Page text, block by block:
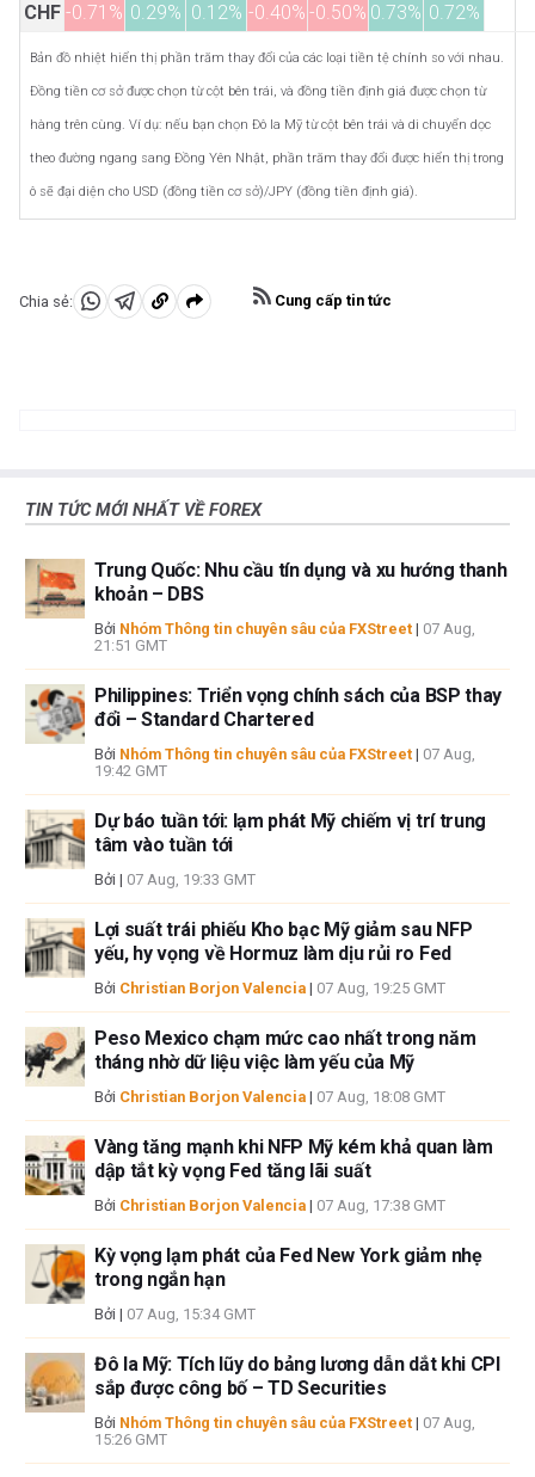
CHF -0.71% 0.29% 0.12% -0.40% -0.50% 0.73% 0.72%
Bản đồ nhiệt hiển thị phần trăm thay đổi của các loại tiền tệ chính so với nhau.
Đồng tiền cơ sở được chọn từ cột bên trái, và đồng tiền định giá được chọn từ
hàng trên cùng. Ví dụ: nếu bạn chọn Đô la Mỹ từ cột bên trái và di chuyển dọc
theo đường ngang sang Đồng Yên Nhật, phần trăm thay đổi được hiển thị trong
ô sẽ đại diện cho USD (đồng tiền cơ sở)/JPY (đồng tiền định giá).
Chia sẻ:
Chia Chia Sao
Cung cấp tin tức
TIN TỨC MỚI NHẤT VỀ FOREX
Trung Quốc: Nhu cầu tín dụng và xu hướng thanh
khoản – DBS
Bởi Nhóm Thông tin chuyên sâu của FXStreet | 07 Aug,
21:51 GMT
Philippines: Triển vọng chính sách của BSP thay
đổi – Standard Chartered
Bởi Nhóm Thông tin chuyên sâu của FXStreet | 07 Aug,
19:42 GMT
Dự báo tuần tới: lạm phát Mỹ chiếm vị trí trung
tâm vào tuần tới
Bởi | 07 Aug, 19:33 GMT
Lợi suất trái phiếu Kho bạc Mỹ giảm sau NFP
yếu, hy vọng về Hormuz làm dịu rủi ro Fed
Bởi Christian Borjon Valencia | 07 Aug, 19:25 GMT
Peso Mexico chạm mức cao nhất trong năm
tháng nhờ dữ liệu việc làm yếu của Mỹ
Bởi Christian Borjon Valencia | 07 Aug, 18:08 GMT
Vàng tăng mạnh khi NFP Mỹ kém khả quan làm
dập tắt kỳ vọng Fed tăng lãi suất
Bởi Christian Borjon Valencia | 07 Aug, 17:38 GMT
Kỳ vọng lạm phát của Fed New York giảm nhẹ
trong ngắn hạn
Bởi | 07 Aug, 15:34 GMT
Đô la Mỹ: Tích lũy do bảng lương dẫn dắt khi CPI
sắp được công bố – TD Securities
Bởi Nhóm Thông tin chuyên sâu của FXStreet | 07 Aug,
15:26 GMT